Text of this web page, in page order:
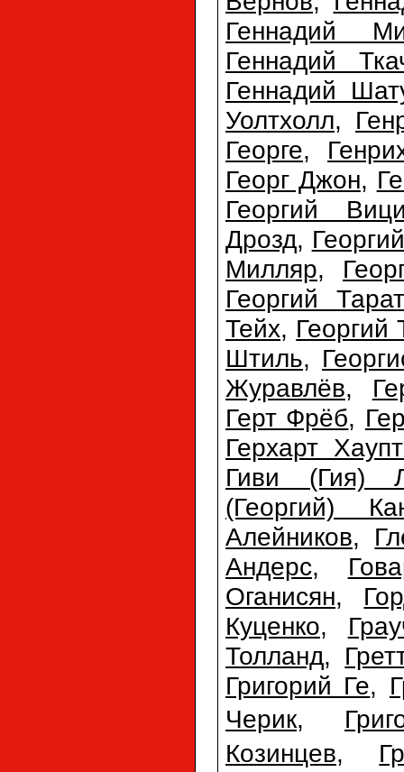
Геннадий
Геннадий
Геннадий
Уолтхолл,
Георге,
Георг Джон,
Георгий
Дрозд,
Милляр,
Георгий
Тейх, Георгий
Штиль,
Журавлёв,
Герт Фрёб,
Герхарт
Гиви (Гия)
(Георгий)
Алейников,
Андерс,
Оганисян,
Куценко,
Толланд,
Григорий Ге,
Черик,
Козинцев,